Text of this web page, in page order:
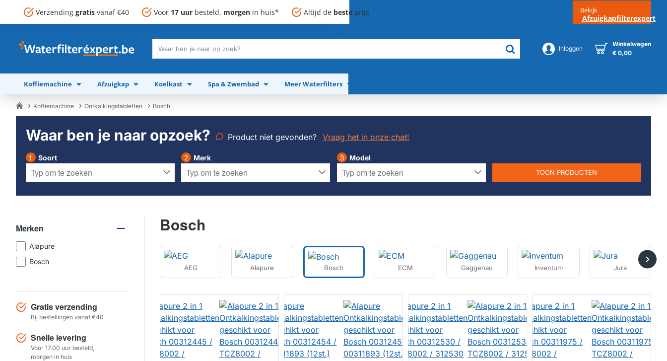
Verzending gratis vanaf €40 Voor 17 uur besteld, morgen in huis* Altijd de beste prijs Bekijk
Afzuigkapfilterexpert
Waar
je
naar
op
zoek?
Inloggen
Winkelwagen
€ 0,00
Koffiemachine Afzuigkap Koelkast Spa & Zwembad Meer Waterfilters
Koffiemachine Ontkalkingstabletten Bosch
Waar ben je naar opzoek? Product niet gevonden? Vraag het in onze chat!
Soort Merk Model
TOON PRODUCTEN
Merken
Alapure
Bosch
Gratis verzending
Bij bestellingen vanaf €40
Snelle levering
Voor 17.00 uur besteld,
morgen in huis
Bosch
AEG Alapure Bosch ECM Gaggenau Inventum Jura